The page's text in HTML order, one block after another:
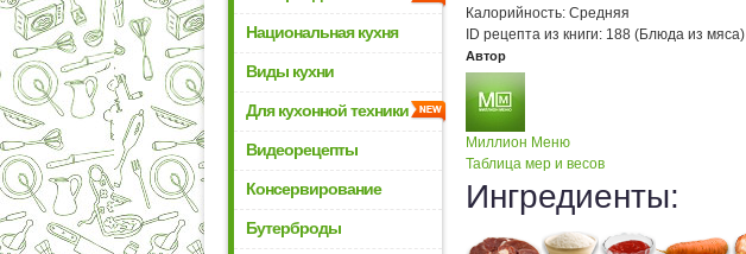
Национальная кухня
Виды кухни
Для кухонной техники
Видеорецепты
Консервирование
Бутерброды
Калорийность: Средняя
ID рецепта из книги: 188 (Блюда из мяса)
Автор
Миллион Меню
Таблица мер и весов
Ингредиенты: